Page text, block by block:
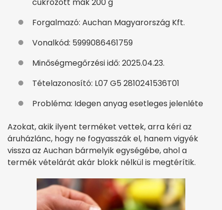
Forgalmazó: Auchan Magyarország Kft.
Vonalkód: 5999086461759
Minőségmegőrzési idő: 2025.04.23.
Tételazonosító: L07 G5 2810241536T01
Probléma: Idegen anyag esetleges jelenléte
Azokat, akik ilyent terméket vettek, arra kéri az
áruházlánc, hogy ne fogyasszák el, hanem vigyék
vissza az Auchan bármelyik egységébe, ahol a
termék vételárát akár blokk nélkül is megtérítik.